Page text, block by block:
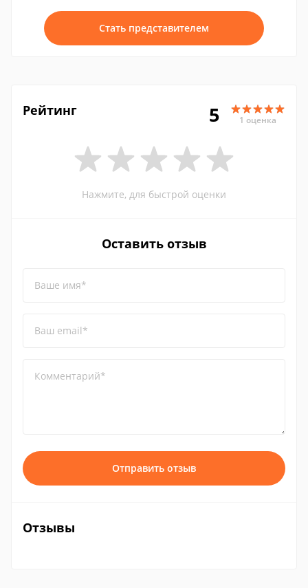
Стать представителем
Рейтинг 5 1 оценка
Нажмите, для быстрой оценки
Оставить отзыв
Ваше имя*
Ваш email*
Комментарий*
Отправить отзыв
Отзывы